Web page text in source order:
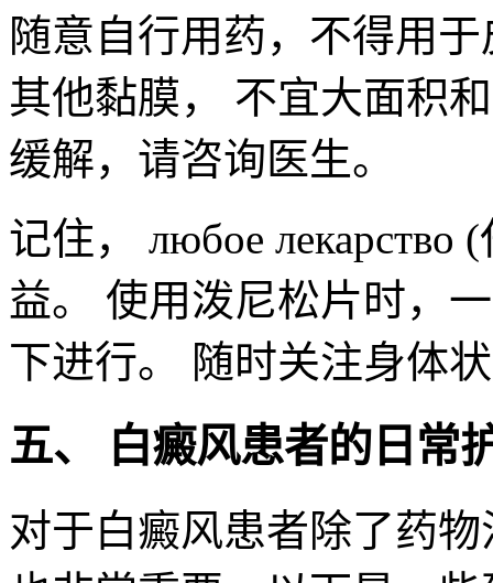
随意自行用药，不得用
其他黏膜， 不宜大面积
缓解，请咨询医生。
记住， любое
益。 使用泼尼松片时，
下进行。 随时关注身体
五、 白癜风患者的日常
对于白癜风患者除了药